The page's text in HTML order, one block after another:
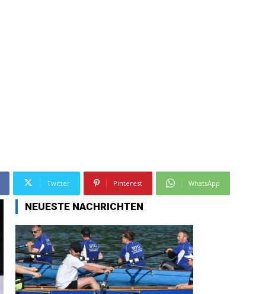
Twitter Pinterest WhatsApp
NEUESTE NACHRICHTEN